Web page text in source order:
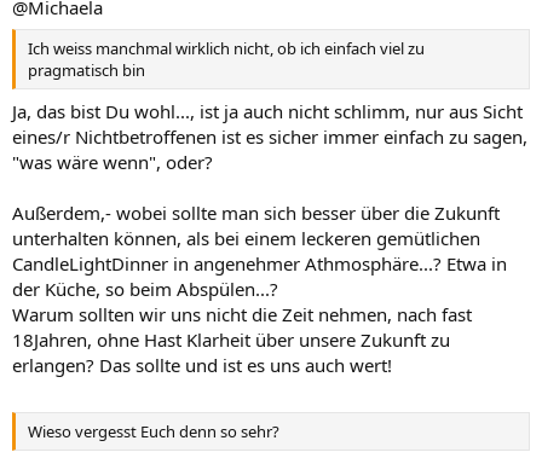
@Michaela
Ich weiss manchmal wirklich nicht, ob ich einfach viel zu
pragmatisch bin
Ja, das bist Du wohl..., ist ja auch nicht schlimm, nur aus Sicht
eines/r Nichtbetroffenen ist es sicher immer einfach zu sagen,
"was wäre wenn", oder?
Außerdem,- wobei sollte man sich besser über die Zukunft
unterhalten können, als bei einem leckeren gemütlichen
CandleLightDinner in angenehmer Athmosphäre...? Etwa in
der Küche, so beim Abspülen...?
Warum sollten wir uns nicht die Zeit nehmen, nach fast
18Jahren, ohne Hast Klarheit über unsere Zukunft zu
erlangen? Das sollte und ist es uns auch wert!
Wieso vergesst Euch denn so sehr?